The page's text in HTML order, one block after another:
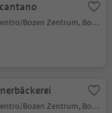
Bolzano Centro/Bozen Zentrum, Bolzano/Bozen, Bolzano/Bozen and environs
Bolzano Centro/Bozen Zentrum, Bolzano/Bozen, Bolzano/Bozen and environs